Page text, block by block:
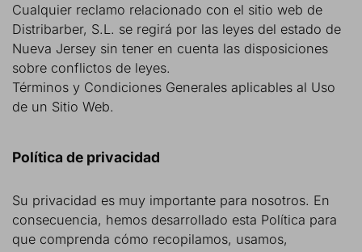
Cualquier reclamo relacionado con el sitio web de
Distribarber, S.L. se regirá por las leyes del estado de
Nueva Jersey sin tener en cuenta las disposiciones
sobre conflictos de leyes.
Términos y Condiciones Generales aplicables al Uso
de un Sitio Web.
Política de privacidad
Su privacidad es muy importante para nosotros. En
consecuencia, hemos desarrollado esta Política para
que comprenda cómo recopilamos, usamos,